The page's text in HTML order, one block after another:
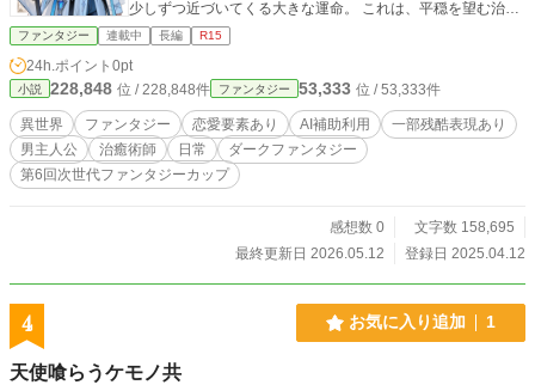
少しずつ近づいてくる大きな運命。 これは、平穏を望む治癒
術師が、大切な人を守るために歩き始める物語。 【AI補助利
用について】 本作では、以下の範囲でAIを補助的に利用して
います。 ・アイデアの整理 ・設定や情報の確認 ・誤字脱
字、文法の確認 ＊1 アイデアの整理 執筆中に浮かんだ設定
や展開案をAIで整理し、再利用しやすい形にまとめていま
す。 ＊2 校正補助 誤字脱字、文法、表記揺れの確認。 忙し
い時などに誤字脱字や設定の確認を見落としてしまう可能性
があるため、AIをサポートとして利用しています。 物語本文
には使用しておらず、あくまで作者本人による執筆のダブル
チェックとして利用しています。
ファンタジー 連載中 長編 R15
24h.ポイント 0pt
小説 228,848 位 / 228,848件 ファンタジー 53,333 位 / 53,333件
異世界 ファンタジー 恋愛要素あり AI補助利用
一部残酷表現あり
男主人公
治癒術師 日常
ダークファンタジー
第6回次世代ファンタジーカップ
感想数 0
文字数 158,695
最終更新日 2026.05.12
登録日 2025.04.12
4 お気に入り追加 1
天使喰らうケモノ共